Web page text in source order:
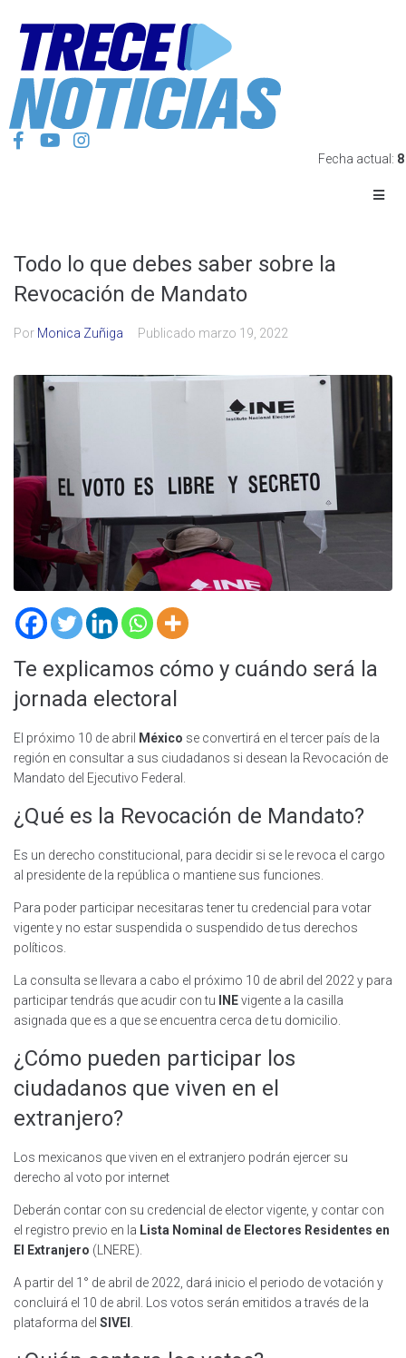
Fecha actual:
Todo lo que debes saber sobre la
Revocación de Mandato
Por Monica Zuñiga Publicado marzo 19, 2022
Te explicamos cómo y cuándo será la
jornada electoral
El próximo 10 de abril México se convertirá en el tercer país de la
región en consultar a sus ciudadanos si desean la Revocación de
Mandato del Ejecutivo Federal.
¿Qué es la Revocación de Mandato?
Es un derecho constitucional, para decidir si se le revoca el cargo
al presidente de la república o mantiene sus funciones.
Para poder participar necesitaras tener tu credencial para votar
vigente y no estar suspendida o suspendido de tus derechos
políticos.
La consulta se llevara a cabo el próximo 10 de abril del 2022 y para
participar tendrás que acudir con tu
INEvigente a la casilla
asignada que es a que se encuentra cerca de tu domicilio.
¿Cómo pueden participar los
ciudadanos que viven en el
extranjero?
Los mexicanos que viven en el extranjero podrán ejercer su
derecho al voto por internet
Deberán contar con su credencial de elector vigente, y contar con
el registro previo en la Lista Nominal de Electores Residentes en
El Extranjero (LNERE).
A partir del 1° de abril de 2022, dará inicio el periodo de votación y
concluirá el 10 de abril. Los votos serán emitidos a través de la
plataforma del SIVEI